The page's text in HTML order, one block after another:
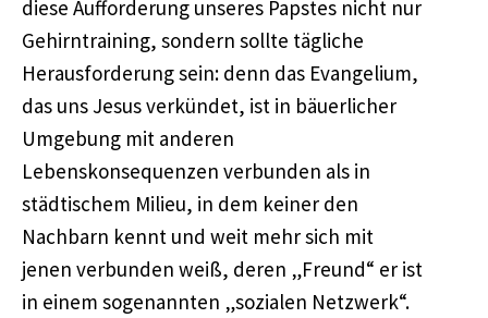
diese Aufforderung unseres Papstes nicht nur
Gehirntraining, sondern sollte tägliche
Herausforderung sein: denn das Evangelium,
das uns Jesus verkündet, ist in bäuerlicher
Umgebung mit anderen
Lebenskonsequenzen verbunden als in
städtischem Milieu, in dem keiner den
Nachbarn kennt und weit mehr sich mit
jenen verbunden weiß, deren „Freund“ er ist
in einem sogenannten „sozialen Netzwerk“.